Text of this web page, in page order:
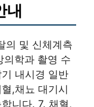
내
의 및 신체계측
학과 촬영 수
내시경 일반
,채뇨 대기시
니다. 7. 채혈,